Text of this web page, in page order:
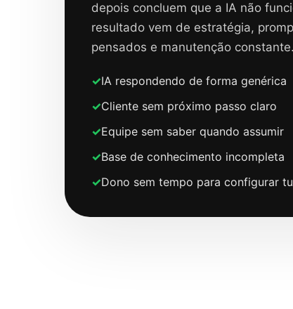
depois concluem que a IA não
resultado vem de estratégia,
pensados e manutenção constante.
IA respondendo de forma genérica
Cliente sem próximo passo claro
Equipe sem saber quando assumir
Base de conhecimento incompleta
Dono sem tempo para configurar